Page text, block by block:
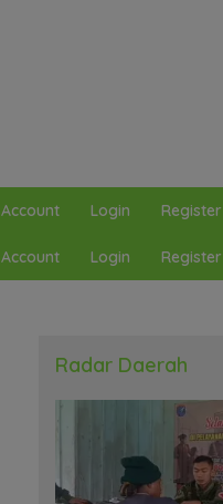
Account Login Register
Account Login Register
Radar Daerah